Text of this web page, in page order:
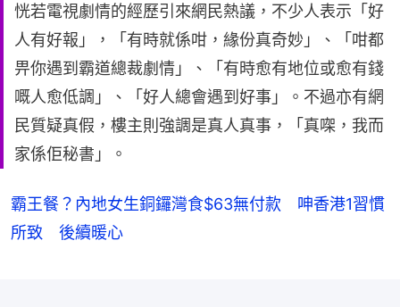
恍若電視劇情的經歷引來網民熱議，不少人表示「好
人有好報」，「有時就係咁，緣份真奇妙」、「咁都
畀你遇到霸道總裁劇情」、「有時愈有地位或愈有錢
嘅人愈低調」、「好人總會遇到好事」。不過亦有網
民質疑真假，樓主則強調是真人真事，「真㗎，我而
家係佢秘書」。
霸王餐？內地女生銅鑼灣食$63無付款 呻香港1習慣
所致 後續暖心